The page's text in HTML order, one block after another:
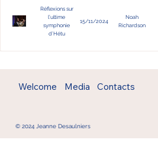
Réflexions sur
l’ultime
symphonie
d’Hétu
15/11/2024
Noah
Richardson
© 2024 Jeanne Desaulniers
Welcome Media Contacts